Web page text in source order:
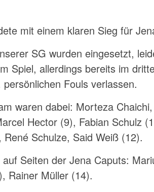
mit einem klaren Sieg für
SG wurden eingesetzt,
Spiel, allerdings bereits im
Fouls verlassen.
waren dabei: Morteza
Hector (9), Fabian Schulz
René Schulze, Said Weiß (12).
Seiten der Jena Caputs:
Rainer Müller (14).